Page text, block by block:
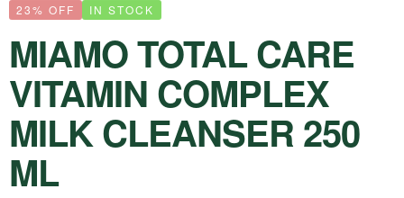
23% OFF IN STOCK
MIAMO TOTAL CARE
VITAMIN COMPLEX
MILK CLEANSER 250
ML